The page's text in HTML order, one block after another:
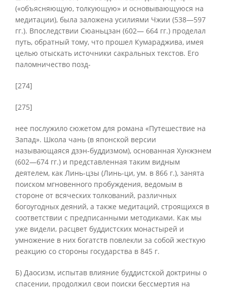
(«объясняющую, толкующую» и основывающуюся на
медитации), была заложена усилиями Чжии (538—597
гг.). Впоследствии Сюаньцзан (602— 664 гг.) проделал
путь, обратный тому, что прошел Кумараджива, имея
целью отыскать источники сакральных текстов. Его
паломничество позд-
[274]
[275]
нее послужило сюжетом для романа «Путешествие на
Запад». Школа чань (в японской версии
называющаяся дзэн-буддизмом), основанная Хунжэнем
(602—674 гг.) и представленная таким видным
деятелем, как Линь-цзы (Линь-ци, ум. в 866 г.), занята
поиском мгновенного пробуждения, ведомым в
стороне от всяческих толкований, различных
богоугодных деяний, а также медитаций, строящихся в
соответствии с предписанными методиками. Как мы
уже видели, расцвет буддистских монастырей и
умножение в них богатств повлекли за собой жесткую
реакцию со стороны государства в 845 г.
Б) Даосизм, испытав влияние буддистской доктрины о
спасении, продолжил свои поиски бессмертия на